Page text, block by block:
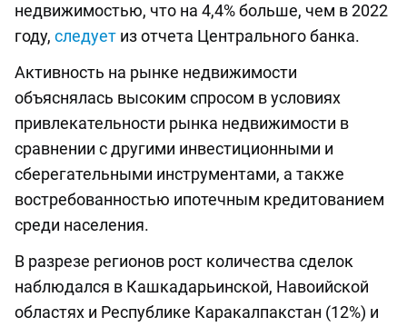
недвижимостью, что на 4,4% больше, чем в 2022
году, следует из отчета Центрального банка.
Активность на рынке недвижимости
объяснялась высоким спросом в условиях
привлекательности рынка недвижимости в
сравнении с другими инвестиционными и
сберегательными инструментами, а также
востребованностью ипотечным кредитованием
среди населения.
В разрезе регионов рост количества сделок
наблюдался в Кашкадарьинской, Навоийской
областях и Республике Каракалпакстан (12%) и